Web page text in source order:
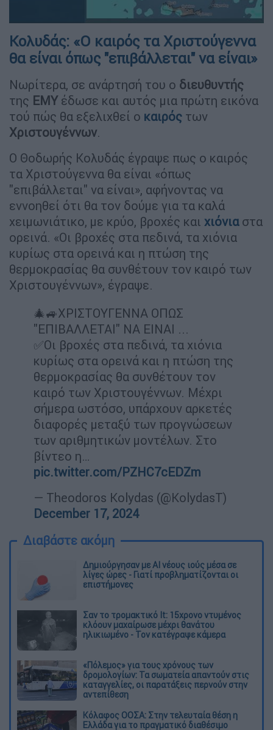
Κολυδάς: «Ο καιρός τα Χριστούγεννα
θα είναι όπως "επιβάλλεται" να είναι»
Νωρίτερα, σε ανάρτησή του ο διευθυντής
της ΕΜΥέδωσε και αυτός μια πρώτη εικόνα
τού πώς θα εξελιχθεί ο καιρός των
Χριστουγέννων.
Ο Θοδωρής Κολυδάς έγραψε πως ο καιρός
τα Χριστούγεννα θα είναι «όπως
"επιβάλλεται" να είναι», αφήνοντας να
εννοηθεί ότι θα τον δούμε για τα καλά
χειμωνιάτικο, με κρύο, βροχές και χιόνια στα
ορεινά. «Οι βροχές στα πεδινά, τα χιόνια
κυρίως στα ορεινά και η πτώση της
θερμοκρασίας θα συνθέτουν τον καιρό των
Χριστουγέννων», έγραψε.
🎄🚙XΡΙΣΤΟΥΓΕΝΝΑ ΟΠΩΣ
"ΕΠΙΒΑΛΛΕΤΑΙ" ΝΑ ΕΙΝΑΙ ...
✅Οι βροχές στα πεδινά, τα χιόνια
κυρίως στα ορεινά και η πτώση της
θερμοκρασίας θα συνθέτουν τον
καιρό των Χριστουγέννων. Μέχρι
σήμερα ωστόσο, υπάρχουν αρκετές
διαφορές μεταξύ των προγνώσεων
των αριθμητικών μοντέλων. Στο
βίντεο η…
pic.twitter.com/PZHC7cEDZm
— Theodoros Kolydas (@KolydasT)
December 17, 2024
Διαβάστε ακόμη
Δημιούργησαν με AI νέους ιούς μέσα σε
λίγες ώρες - Γιατί προβληματίζονται οι
επιστήμονες
Σαν το τρομακτικό It: 15χρονο ντυμένος
κλόουν μαχαίρωσε μέχρι θανάτου
ηλικιωμένο - Τον κατέγραψε κάμερα
«Πόλεμος» για τους χρόνους των
δρομολογίων: Τα σωματεία απαντούν στις
καταγγελίες, οι παρατάξεις περνούν στην
αντεπίθεση
Κόλαφος ΟΟΣΑ: Στην τελευταία θέση η
Ελλάδα για το πραγματικό διαθέσιμο